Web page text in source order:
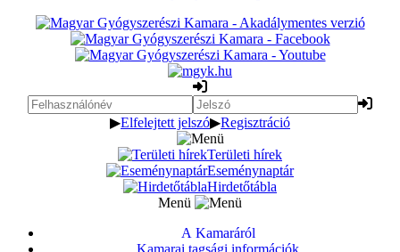
▶Elfelejtett jelszó▶Regisztráció
Területi hírek
Eseménynaptár
Hirdetőtábla
Menü
A Kamaráról
Kamarai tagsági információk